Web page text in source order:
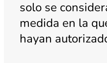
solo se
medida en la
hayan